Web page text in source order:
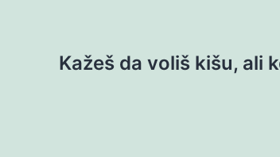
Kažeš da voliš kišu, ali